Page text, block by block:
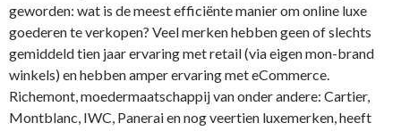
geworden: wat is de meest efficiënte manier om online luxe
goederen te verkopen? Veel merken hebben geen of slechts
gemiddeld tien jaar ervaring met retail (via eigen mon-brand
winkels) en hebben amper ervaring met eCommerce.
Richemont, moedermaatschappij van onder andere: Cartier,
Montblanc, IWC, Panerai en nog veertien luxemerken, heeft